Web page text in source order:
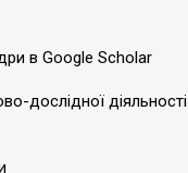
в Google Scholar
дослідної діяльності